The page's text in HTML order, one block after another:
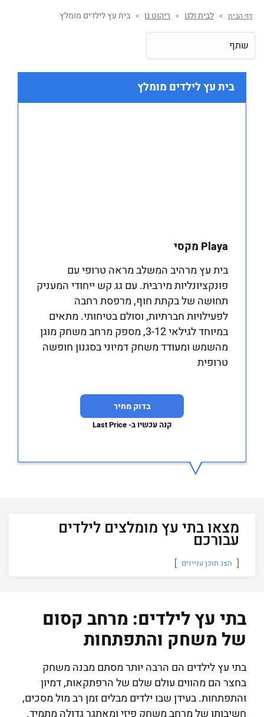
דף הבית > לבית ולגן > ריהוט גן > בית עץ לילדים מומלץ
שתף
בית עץ לילדים מומלץ
Playa מקסי
בית עץ מרהיב המשלב מראה טרופי עם
פונקציונליות מירבית. עם גג קש ייחודי המעניק
תחושה של בקתת חוף, מרפסת רחבה
לפעילויות חברתיות, וסולם בטיחותי. מתאים
במיוחד לגילאי 3-12, מספק מרחב משחק מוגן
מהשמש ומעודד משחק דמיוני בסגנון חופשה
טרופית
בדוק מחיר
קנה עכשיו ב- Last Price
מצאו בתי עץ מומלצים לילדים
עבורכם
הצג תוכן עניינים
בתי עץ לילדים: מרחב קסום
של משחק והתפתחות
בתי עץ לילדים הם הרבה יותר מסתם מבנה משחק
בחצר הם מהווים עולם שלם של הרפתקאות, דמיון
והתפתחות. בעידן שבו ילדים מבלים זמן רב מול מסכים,